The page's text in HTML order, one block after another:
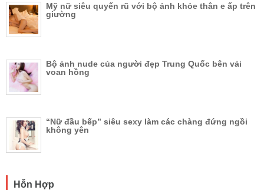
Mỹ nữ siêu quyến rũ với bộ ảnh khỏe thân e ấp trên
giường
Bộ ảnh nude của người đẹp Trung Quốc bên vải
voan hồng
“Nữ đầu bếp” siêu sexy làm các chàng đứng ngồi
không yên
Hỗn Hợp